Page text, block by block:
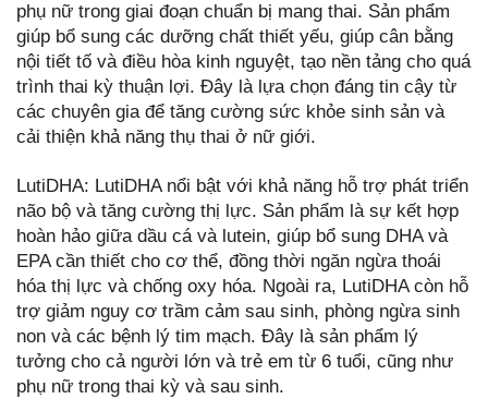
phụ nữ trong giai đoạn chuẩn bị mang thai. Sản phẩm
giúp bổ sung các dưỡng chất thiết yếu, giúp cân bằng
nội tiết tố và điều hòa kinh nguyệt, tạo nền tảng cho quá
trình thai kỳ thuận lợi. Đây là lựa chọn đáng tin cậy từ
các chuyên gia để tăng cường sức khỏe sinh sản và
cải thiện khả năng thụ thai ở nữ giới.
LutiDHA: LutiDHA nổi bật với khả năng hỗ trợ phát triển
não bộ và tăng cường thị lực. Sản phẩm là sự kết hợp
hoàn hảo giữa dầu cá và lutein, giúp bổ sung DHA và
EPA cần thiết cho cơ thể, đồng thời ngăn ngừa thoái
hóa thị lực và chống oxy hóa. Ngoài ra, LutiDHA còn hỗ
trợ giảm nguy cơ trầm cảm sau sinh, phòng ngừa sinh
non và các bệnh lý tim mạch. Đây là sản phẩm lý
tưởng cho cả người lớn và trẻ em từ 6 tuổi, cũng như
phụ nữ trong thai kỳ và sau sinh.